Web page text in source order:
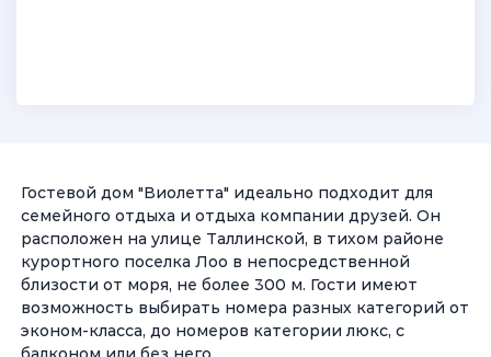
Гостевой дом "Виолетта" идеально подходит для
семейного отдыха и отдыха компании друзей. Он
расположен на улице Таллинской, в тихом районе
курортного поселка Лоо в непосредственной
близости от моря, не более 300 м. Гости имеют
возможность выбирать номера разных категорий от
эконом-класса, до номеров категории люкс, с